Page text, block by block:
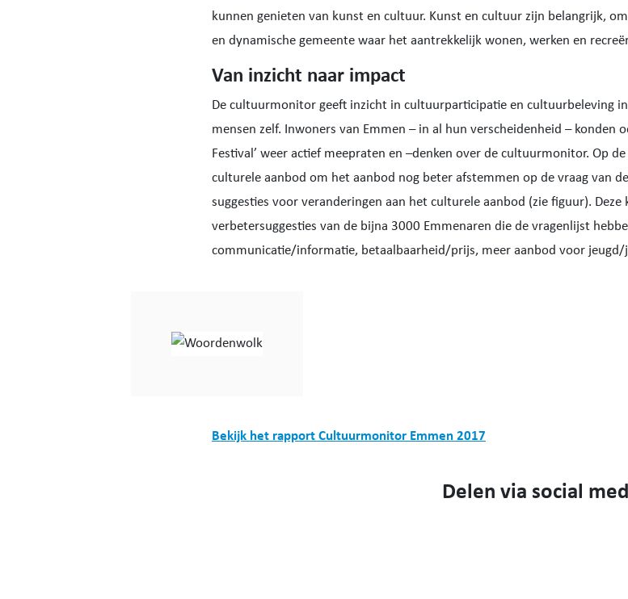
kunnen genieten van kunst en cultuur. Kunst en cultuur zijn belangrijk,
en dynamische gemeente waar het aantrekkelijk wonen, werken en
Van inzicht naar impact
De cultuurmonitor geeft inzicht in cultuurparticipatie en cultuurbeleving
mensen zelf. Inwoners van Emmen – in al hun verscheidenheid – konden
Festival’ weer actief meepraten en –denken over de cultuurmonitor. Op
culturele aanbod om het aanbod nog beter afstemmen op de vraag van
suggesties voor veranderingen aan het culturele aanbod (zie figuur).
verbetersuggesties van de bijna 3000 Emmenaren die de vragenlijst
communicatie/informatie, betaalbaarheid/prijs, meer aanbod voor jeugd/
Bekijk het rapport Cultuurmonitor Emmen 2017
Delen via social